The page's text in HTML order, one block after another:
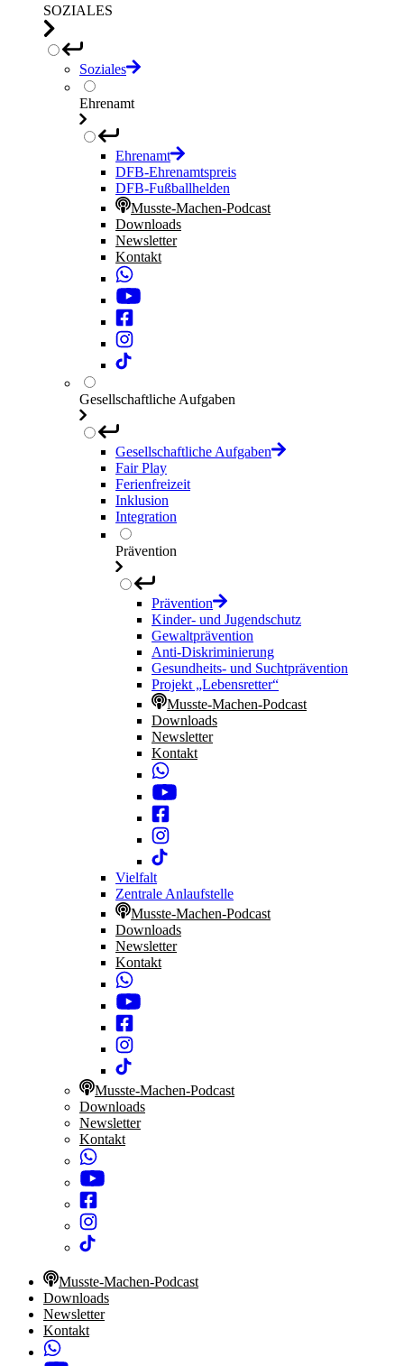
SOZIALES
Soziales
Ehrenamt
Ehrenamt
DFB-Ehrenamtspreis
DFB-Fußballhelden
Musste-Machen-Podcast
Downloads
Newsletter
Kontakt
Gesellschaftliche Aufgaben
Gesellschaftliche Aufgaben
Fair Play
Ferienfreizeit
Inklusion
Integration
Prävention
Prävention
Kinder- und Jugendschutz
Gewaltprävention
Anti-Diskriminierung
Gesundheits- und Suchtprävention
Projekt „Lebensretter“
Musste-Machen-Podcast
Downloads
Newsletter
Kontakt
Vielfalt
Zentrale Anlaufstelle
Musste-Machen-Podcast
Downloads
Newsletter
Kontakt
Musste-Machen-Podcast
Downloads
Newsletter
Kontakt
Musste-Machen-Podcast
Downloads
Newsletter
Kontakt